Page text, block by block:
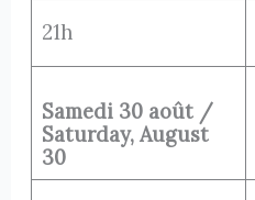
21h
Samedi 30 août /
Saturday, August
30